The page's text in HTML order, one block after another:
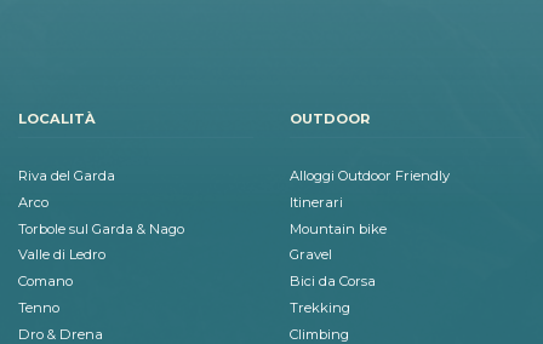
LOCALITÀ
Riva del Garda
Arco
Torbole sul Garda & Nago
Valle di Ledro
Comano
Tenno
Dro & Drena
OUTDOOR
Alloggi Outdoor Friendly
Itinerari
Mountain bike
Gravel
Bici da Corsa
Trekking
Climbing